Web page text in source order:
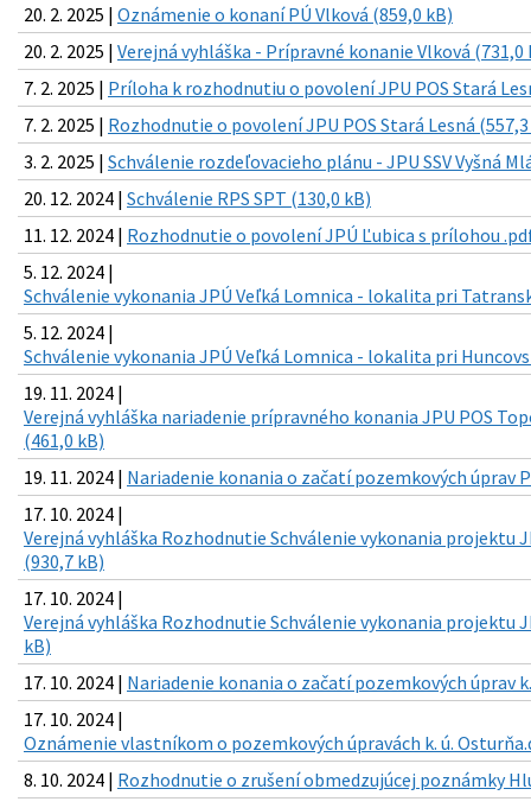
20. 2. 2025 | Oznámenie o konaní PÚ Vlková (859,0 kB)
20. 2. 2025 | Verejná vyhláška - Prípravné konanie Vlková (731,0
7. 2. 2025 | Príloha k rozhodnutiu o povolení JPU POS Stará
7. 2. 2025 | Rozhodnutie o povolení JPU POS Stará Lesná
3. 2. 2025 | Schválenie rozdeľovacieho plánu - JPU SSV Vyšná
20. 12. 2024 | Schválenie RPS SPT (130,0 kB)
11. 12. 2024 | Rozhodnutie o povolení JPÚ Ľubica s prílohou
5. 12. 2024 |
Schválenie vykonania JPÚ Veľká Lomnica - lokalita pri
5. 12. 2024 |
Schválenie vykonania JPÚ Veľká Lomnica - lokalita pri
19. 11. 2024 |
Verejná vyhláška nariadenie prípravného konania JPU POS
(461,0 kB)
19. 11. 2024 | Nariadenie konania o začatí pozemkových úprav
17. 10. 2024 |
Verejná vyhláška Rozhodnutie Schválenie vykonania projektu
(930,7 kB)
17. 10. 2024 |
Verejná vyhláška Rozhodnutie Schválenie vykonania projektu
kB)
17. 10. 2024 | Nariadenie konania o začatí pozemkových úprav
17. 10. 2024 |
Oznámenie vlastníkom o pozemkových úpravách k. ú.
8. 10. 2024 | Rozhodnutie o zrušení obmedzujúcej poznámky